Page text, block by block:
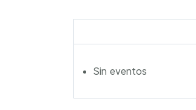
Sin eventos